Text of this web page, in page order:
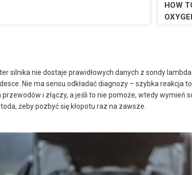
HOW
silnika nie dostaje prawidłowych danych z sondy
Nie ma sensu odkładać diagnozy – szybka reakcja
i złączy, a jeśli to nie pomoże, wtedy
żeby pozbyć się kłopotu raz na zawsze.